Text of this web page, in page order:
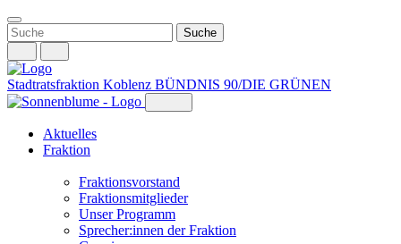
Weiter
zum
Inhalt
Stadtratsfraktion Koblenz BÜNDNIS 90/DIE GRÜNEN
Aktuelles
Fraktion
Fraktionsvorstand
Fraktionsmitglieder
Unser Programm
Sprecher:innen der Fraktion